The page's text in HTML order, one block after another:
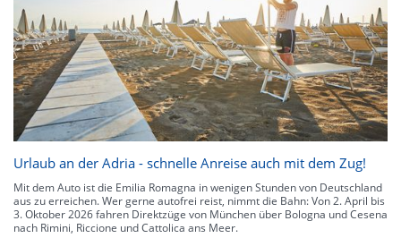
Urlaub an der Adria - schnelle Anreise auch mit dem Zug!
Mit dem Auto ist die Emilia Romagna in wenigen Stunden von Deutschland
aus zu erreichen. Wer gerne autofrei reist, nimmt die Bahn: Von 2. April bis
3. Oktober 2026 fahren Direktzüge von München über Bologna und Cesena
nach Rimini, Riccione und Cattolica ans Meer.